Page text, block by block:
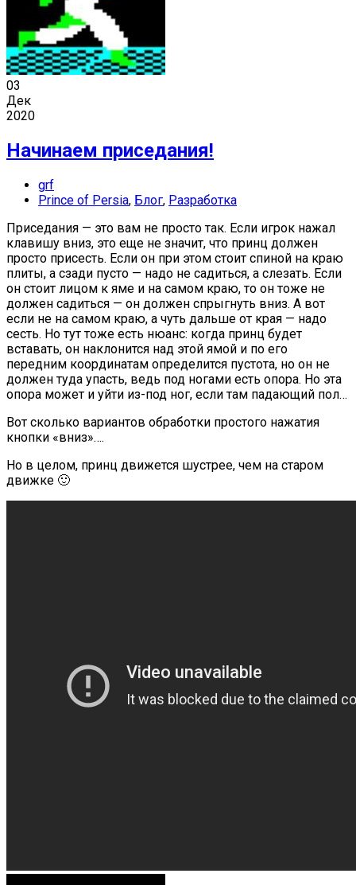
03
Дек
2020
Начинаем приседания!
grf
Prince of Persia, Блог, Разработка
Приседания — это вам не просто так. Если игрок нажал
клавишу вниз, это еще не значит, что принц должен
просто присесть. Если он при этом стоит спиной на краю
плиты, а сзади пусто — надо не садиться, а слезать. Если
он стоит лицом к яме и на самом краю, то он тоже не
должен садиться — он должен спрыгнуть вниз. А вот
если не на самом краю, а чуть дальше от края — надо
сесть. Но тут тоже есть нюанс: когда принц будет
вставать, он наклонится над этой ямой и по его
передним координатам определится пустота, но он не
должен туда упасть, ведь под ногами есть опора. Но эта
опора может и уйти из-под ног, если там падающий пол…
Вот сколько вариантов обработки простого нажатия
кнопки «вниз»….
Но в целом, принц движется шустрее, чем на старом
движке 🙂